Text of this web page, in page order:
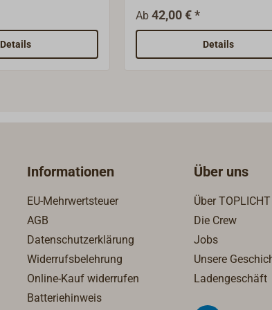
Details
gebohrt, ohne Glas.
Ab 42,00 € *
Details
Informationen
EU-Mehrwertsteuer
AGB
Datenschutzerklärung
Widerrufsbelehrung
Online-Kauf widerrufen
Batteriehinweis
Über uns
Über TOPLICHT
Die Crew
Jobs
Unsere
Ladengeschäft